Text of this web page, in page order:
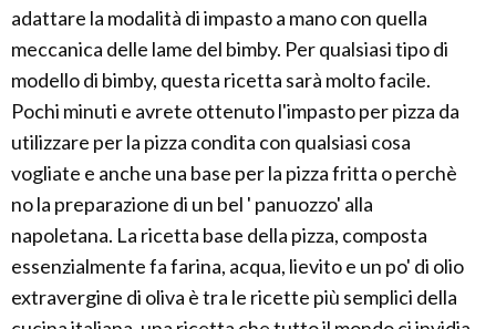
adattare la modalità di impasto a mano con quella
meccanica delle lame del bimby. Per qualsiasi tipo di
modello di bimby, questa ricetta sarà molto facile.
Pochi minuti e avrete ottenuto l'impasto per pizza da
utilizzare per la pizza condita con qualsiasi cosa
vogliate e anche una base per la pizza fritta o perchè
no la preparazione di un bel ' panuozzo' alla
napoletana. La ricetta base della pizza, composta
essenzialmente fa farina, acqua, lievito e un po' di olio
extravergine di oliva è tra le ricette più semplici della